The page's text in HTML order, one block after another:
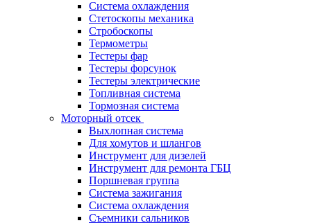
Система охлаждения
Стетоскопы механика
Стробоскопы
Термометры
Тестеры фар
Тестеры форсунок
Тестеры электрические
Топливная система
Тормозная система
Моторный отсек
Выхлопная система
Для хомутов и шлангов
Инструмент для дизелей
Инструмент для ремонта ГБЦ
Поршневая группа
Система зажигания
Система охлаждения
Съемники сальников